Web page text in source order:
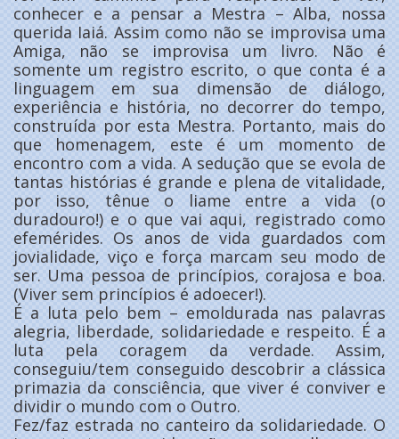
conhecer e a pensar a Mestra – Alba, nossa
querida Iaiá. Assim como não se improvisa uma
Amiga, não se improvisa um livro. Não é
somente um registro escrito, o que conta é a
linguagem em sua dimensão de diálogo,
experiência e história, no decorrer do tempo,
construída por esta Mestra. Portanto, mais do
que homenagem, este é um momento de
encontro com a vida. A sedução que se evola de
tantas histórias é grande e plena de vitalidade,
por isso, tênue o liame entre a vida (o
duradouro!) e o que vai aqui, registrado como
efemérides. Os anos de vida guardados com
jovialidade, viço e força marcam seu modo de
ser. Uma pessoa de princípios, corajosa e boa.
(Viver sem princípios é adoecer!).
É a luta pelo bem – emoldurada nas palavras
alegria, liberdade, solidariedade e respeito. É a
luta pela coragem da verdade. Assim,
conseguiu/tem conseguido descobrir a clássica
primazia da consciência, que viver é conviver e
dividir o mundo com o Outro.
Fez/faz estrada no canteiro da solidariedade. O